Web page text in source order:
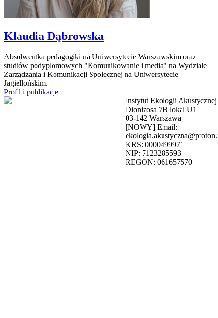
Klaudia Dąbrowska
Absolwentka pedagogiki na Uniwersytecie Warszawskim oraz
studiów podyplomowych "Komunikowanie i media" na Wydziale
Zarządzania i Komunikacji Społecznej na Uniwersytecie
Jagiellońskim.
Profil i publikacje
Instytut Ekologii Akustycznej
Dionizosa 7B lokal U1
03-142 Warszawa
[NOWY] Email:
KRS: 0000499971
NIP: 7123285593
REGON: 061657570